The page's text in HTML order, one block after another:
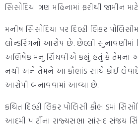
સિસોદિયા ત્રણ મહિનામાં ફરીથી જામીન
મનીષ સિસોદિયા પર દિલ્હી લિકર
લોન્ડરિંગનો આરોપ છે. છેલ્લી સુનાવણીમાં
અભિષેક મનુ સિંઘવીએ કહ્યું હતું કે તેમના
નથી અને તેમને આ કૌભાંડ સાથે કોઈ
આરોપી બનાવવામાં આવ્યા છે.
કથિત દિલ્હી લિકર પોલિસી કૌભાંડમાં
આદમી પાર્ટીના રાજ્યસભા સાંસદ સંજય